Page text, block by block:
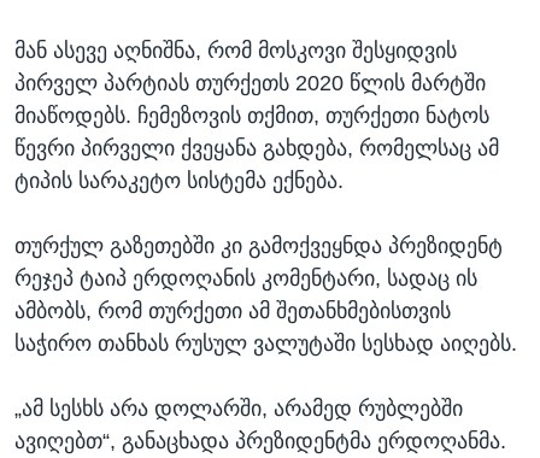
მან ასევე აღნიშნა, რომ მოსკოვი შესყიდვის
პირველ პარტიას თურქეთს 2020 წლის მარტში
მიაწოდებს. ჩემეზოვის თქმით, თურქეთი ნატოს
წევრი პირველი ქვეყანა გახდება, რომელსაც ამ
ტიპის სარაკეტო სისტემა ექნება.
თურქულ გაზეთებში კი გამოქვეყნდა პრეზიდენტ
რეჯეპ ტაიპ ერდოღანის კომენტარი, სადაც ის
ამბობს, რომ თურქეთი ამ შეთანხმებისთვის
საჭირო თანხას რუსულ ვალუტაში სესხად აიღებს.
„ამ სესხს არა დოლარში, არამედ რუბლებში
ავიღებთ“, განაცხადა პრეზიდენტმა ერდოღანმა.